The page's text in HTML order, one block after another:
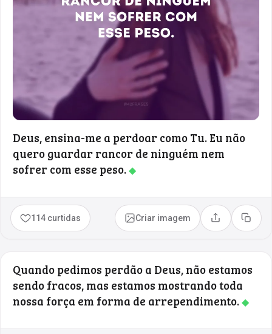
Deus, ensina-me a perdoar como Tu. Eu não
quero guardar rancor de ninguém nem
sofrer com esse peso.◆
114 curtidas Criar imagem Compartilhar
Copiar
Quando pedimos perdão a Deus, não estamos
sendo fracos, mas estamos mostrando toda
nossa força em forma de arrependimento.◆